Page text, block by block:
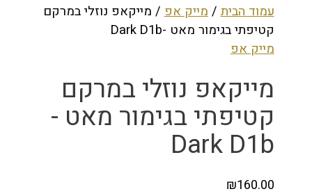
עמוד הבית/מייק אפ/ מייקאפ נוזלי במרקם
קטיפתי בגימור מאט -Dark D1b
מייק אפ
מייקאפ נוזלי במרקם
קטיפתי בגימור מאט -
Dark D1b
₪160.00